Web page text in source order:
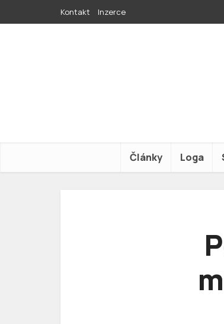
Kontakt Inzerce
Články Loga